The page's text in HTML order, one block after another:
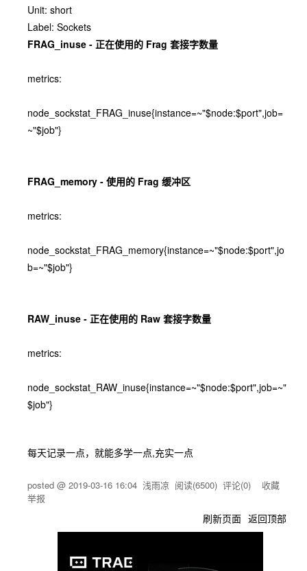
Unit: short
Label: Sockets
FRAG_inuse - 正在使用的 Frag 套接字数量
metrics:
node_sockstat_FRAG_inuse{instance=~"$node:$port",job=
~"$job"}
FRAG_memory - 使用的 Frag 缓冲区
metrics:
node_sockstat_FRAG_memory{instance=~"$node:$port",jo
b=~"$job"}
RAW_inuse - 正在使用的 Raw 套接字数量
metrics:
node_sockstat_RAW_inuse{instance=~"$node:$port",job=~"
$job"}
每天记录一点，就能多学一点,充实一点
posted @ 2019-03-16 16:04 浅雨凉 阅读(6500) 评论(0) 收藏
举报
刷新页面 返回顶部